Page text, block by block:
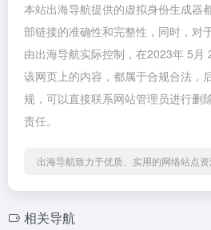
本站出海导航提供的虚拟身份生成器
部链接的准确性和完整性，同时，对
由出海导航实际控制，在2023年 5月
该网页上的内容，都属于合规合法，
规，可以直接联系网站管理员进行删
责任。
出海导航致力于优质、实用的网络站点资
相关导航